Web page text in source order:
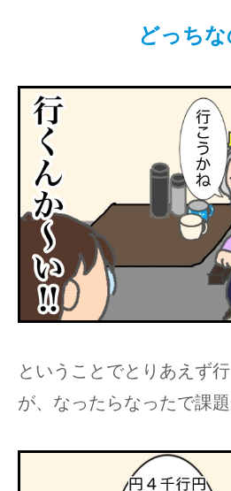
どっちな
ということでとりあえず
が、なったらなったで課